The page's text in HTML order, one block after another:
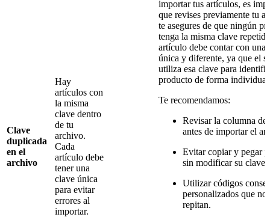
Clave
duplicada
en el
archivo
Hay
artículos con
la misma
clave dentro
de tu
archivo.
Cada
artículo debe
tener una
clave única
para evitar
errores al
importar.
importar tus artículos, es
que revises previamente tu
te asegures de que ningún
tenga la misma clave
artículo debe contar con una
única y diferente, ya que el
utiliza esa clave para
producto de forma
Te recomendamos:
Revisar la columna de
antes de importar el
Evitar copiar y pegar
sin modificar su clave.
Utilizar códigos
personalizados que no
repitan.